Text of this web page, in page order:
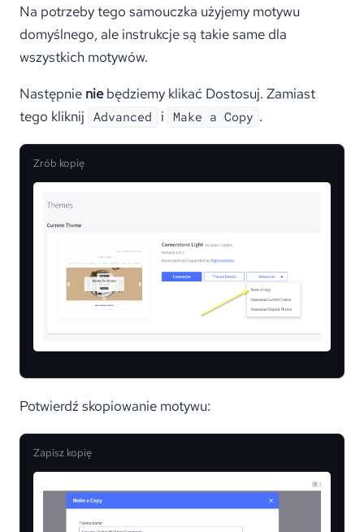
Na potrzeby tego samouczka użyjemy motywu
domyślnego, ale instrukcje są takie same dla
wszystkich motywów.
Następnie niebędziemy klikać Dostosuj. Zamiast
tego kliknij Advanced i Make a Copy .
Zrób kopię
Potwierdź skopiowanie motywu:
Zapisz kopię